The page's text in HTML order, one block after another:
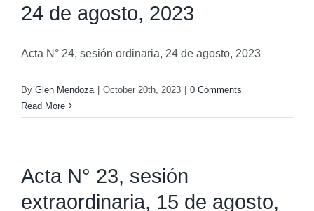
24 de agosto, 2023
Acta N° 24, sesión ordinaria, 24 de agosto, 2023
By Glen Mendoza October 20th, 2023
0 Comments
Read More
Acta N° 23, sesión
extraordinaria, 15 de agosto,